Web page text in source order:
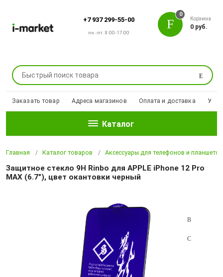
+7 937 299-55-00
пн.-пт. 8:00-17:00
Поиск
0
Корзина
0 руб.
Заказать товар Адреса магазинов Оплата и доставка
Каталог
Главная Каталог товаров Аксессуары для телефонов и планшетов
Защитное стекло 9H Rinbo для APPLE iPhone 12 Pro
MAX (6.7"), цвет окантовки черный